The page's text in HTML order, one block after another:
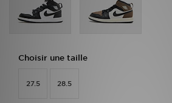
Choisir une taille
27.5 28.5
Télécharge l'Appli